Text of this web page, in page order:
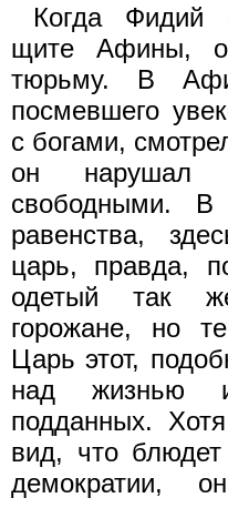
Когда Фидий
щите Афины,
тюрьму. В
посмевшего
с богами,
он нарушал
свободными.
равенства,
царь, правда,
одетый так
горожане, но
Царь этот,
над жизнью
подданных.
вид, что блюдет
демократии,